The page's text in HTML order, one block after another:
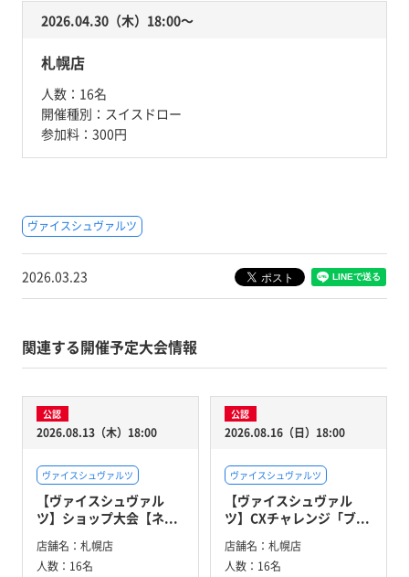
2026.04.30（木）18:00〜
札幌店
人数： 16名
開催種別： スイスドロー
参加料： 300円
ヴァイスシュヴァルツ
2026.03.23
関連する開催予定大会情報
公認
2026.08.13（木）18:00
ヴァイスシュヴァルツ
【ヴァイスシュヴァル
ツ】ショップ大会【ネ...
店舗名： 札幌店
人数： 16名
公認
2026.08.16（日）18:00
ヴァイスシュヴァルツ
【ヴァイスシュヴァル
ツ】CXチャレンジ「ブ...
店舗名： 札幌店
人数： 16名